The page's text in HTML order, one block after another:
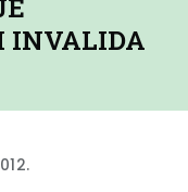
INVALIDA